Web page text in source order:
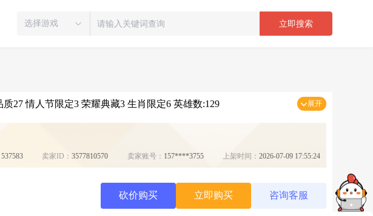
选择游戏 立即搜索
27 情人节限定3 荣耀典藏3 生肖限定6 英雄数:129 展开
537583 卖家ID： 3577810570 卖家账号： 157****3755 上架时间： 2026-07-09 17:55:24
砍价购买 立即购买 咨询客服